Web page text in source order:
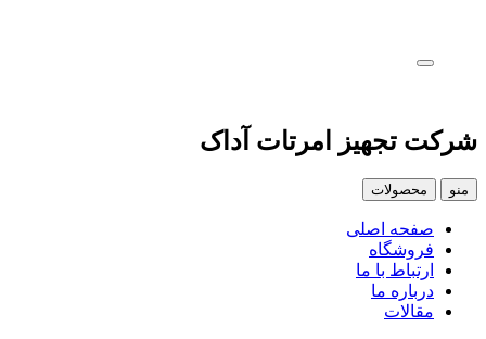
شرکت تجهیز امرتات آداک
منو محصولات
صفحه اصلی
فروشگاه
ارتباط با ما
درباره ما
مقالات